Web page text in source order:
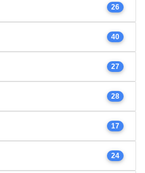
26
40
27
28
17
24